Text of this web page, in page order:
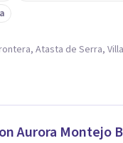
Atasta de Serra,
Aurora Montejo